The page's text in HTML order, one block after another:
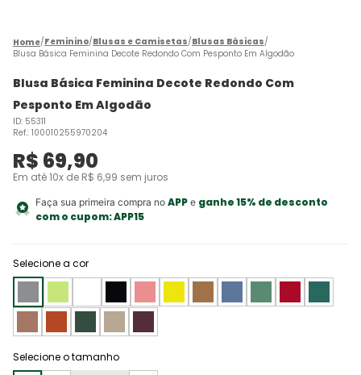
Feminino Blusas e Camisetas Blusas Básicas
Blusa Básica Feminina Decote Redondo Com Pesponto Em Algodão
Blusa Básica Feminina Decote Redondo Com
Pesponto Em Algodão
ID: 55311
Ref.: 100010255970204
R$ 69,90
Em até10x de R$ 6,99 sem juros
Faça sua primeira compra no APPe ganhe 15% de desconto
com o cupom:APP15
Selecione a cor